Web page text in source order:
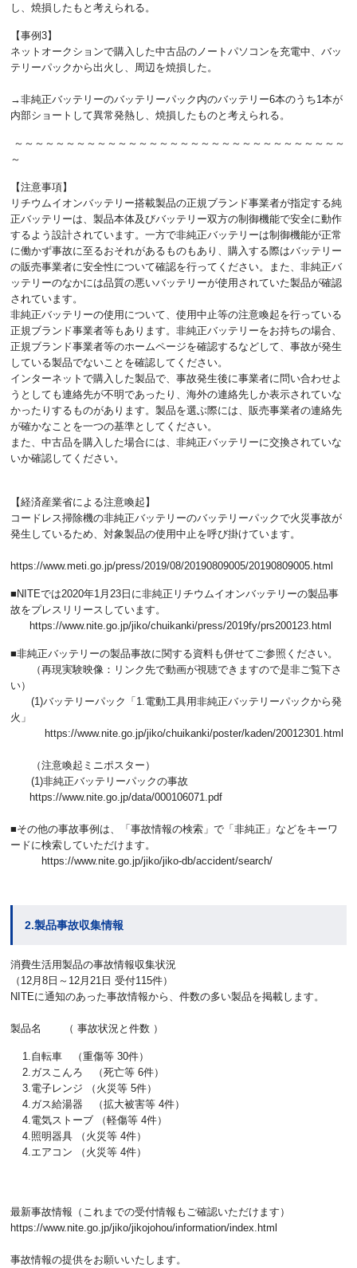
し、焼損したもと考えられる。
【事例3】
ネットオークションで購入した中古品のノートパソコンを充電中、バッ
テリーパックから出火し、周辺を焼損した。
→非純正バッテリーのバッテリーパック内のバッテリー6本のうち1本が
内部ショートして異常発熱し、焼損したものと考えられる。
～～～～～～～～～～～～～～～～～～～～～～～～～～～～～～～～
～
【注意事項】
リチウムイオンバッテリー搭載製品の正規ブランド事業者が指定する純
正バッテリーは、製品本体及びバッテリー双方の制御機能で安全に動作
するよう設計されています。一方で非純正バッテリーは制御機能が正常
に働かず事故に至るおそれがあるものもあり、購入する際はバッテリー
の販売事業者に安全性について確認を行ってください。また、非純正バ
ッテリーのなかには品質の悪いバッテリーが使用されていた製品が確認
されています。
非純正バッテリーの使用について、使用中止等の注意喚起を行っている
正規ブランド事業者等もあります。非純正バッテリーをお持ちの場合、
正規ブランド事業者等のホームページを確認するなどして、事故が発生
している製品でないことを確認してください。
インターネットで購入した製品で、事故発生後に事業者に問い合わせよ
うとしても連絡先が不明であったり、海外の連絡先しか表示されていな
かったりするものがあります。製品を選ぶ際には、販売事業者の連絡先
が確かなことを一つの基準としてください。
また、中古品を購入した場合には、非純正バッテリーに交換されていな
いか確認してください。
【経済産業省による注意喚起】
コードレス掃除機の非純正バッテリーのバッテリーパックで火災事故が
発生しているため、対象製品の使用中止を呼び掛けています。
https://www.meti.go.jp/press/2019/08/20190809005/20190809005.html
■NITEでは2020年1月23日に非純正リチウムイオンバッテリーの製品事
故をプレスリリースしています。
https://www.nite.go.jp/jiko/chuikanki/press/2019fy/prs200123.html
■非純正バッテリーの製品事故に関する資料も併せてご参照ください。
（再現実験映像：リンク先で動画が視聴できますので是非ご覧下さ
い）
(1)バッテリーパック「1.電動工具用非純正バッテリーパックから発
火」
https://www.nite.go.jp/jiko/chuikanki/poster/kaden/20012301.html
（注意喚起ミニポスター）
(1)非純正バッテリーパックの事故
https://www.nite.go.jp/data/000106071.pdf
■その他の事故事例は、「事故情報の検索」で「非純正」などをキーワ
ードに検索していただけます。
https://www.nite.go.jp/jiko/jiko-db/accident/search/
2.製品事故収集情報
消費生活用製品の事故情報収集状況
（12月8日～12月21日 受付115件）
NITEに通知のあった事故情報から、件数の多い製品を掲載します。
製品名 （ 事故状況と件数 ）
1.自転車 （重傷等 30件）
2.ガスこんろ （死亡等 6件）
3.電子レンジ （火災等 5件）
4.ガス給湯器 （拡大被害等 4件）
4.電気ストーブ （軽傷等 4件）
4.照明器具 （火災等 4件）
4.エアコン （火災等 4件）
最新事故情報（これまでの受付情報もご確認いただけます）
https://www.nite.go.jp/jiko/jikojohou/information/index.html
事故情報の提供をお願いいたします。